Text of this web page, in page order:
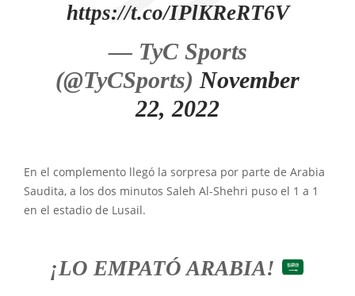
https://t.co/IPlKReRT6V
— TyC Sports
(@TyCSports) November
22, 2022
En el complemento llegó la sorpresa por parte de Arabia
Saudita, a los dos minutos Saleh Al-Shehri puso el 1 a 1
en el estadio de Lusail.
¡LO EMPATÓ ARABIA!